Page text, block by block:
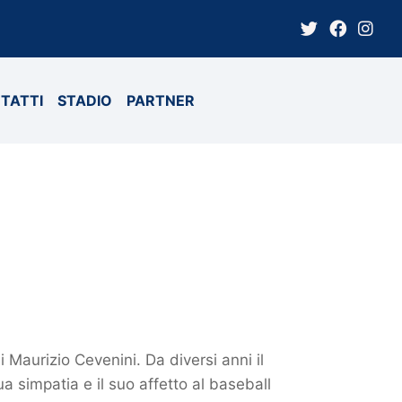
STADIO PARTNER
Cevenini. Da diversi anni il
simpatia e il suo affetto al baseball